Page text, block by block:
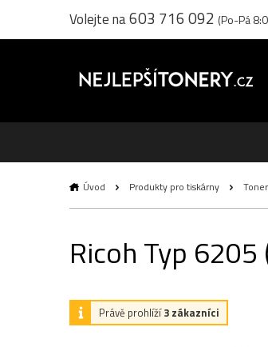
Volejte na603 716 092 (Po-Pá
Úvod Produkty pro tiskárny
Ricoh Typ
Právě prohlíží3 zákazníci